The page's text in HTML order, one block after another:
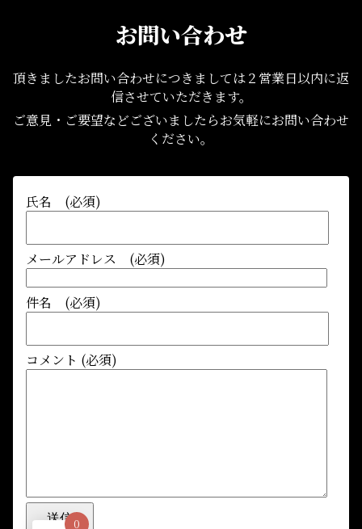
お問い合わせ
頂きましたお問い合わせにつきましては２営業日以内に返
信させていただきます。
ご意見・ご要望などございましたらお気軽にお問い合わせ
ください。
氏名 (必須)
メールアドレス (必須)
件名 (必須)
コメント (必須)
0